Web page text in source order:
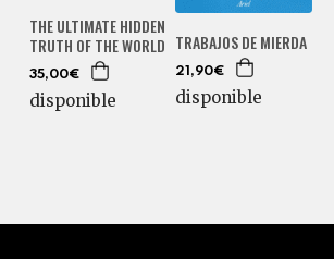
THE ULTIMATE HIDDEN
TRUTH OF THE WORLD
35,00€
disponible
TRABAJOS DE MIERDA
21,90€
disponible